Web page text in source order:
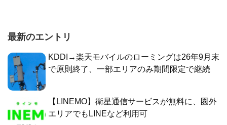
最新のエントリ
KDDI→楽天モバイルのローミングは26年9月末
で原則終了、一部エリアのみ期間限定で継続
【LINEMO】衛星通信サービスが無料に、圏外
エリアでもLINEなど利用可